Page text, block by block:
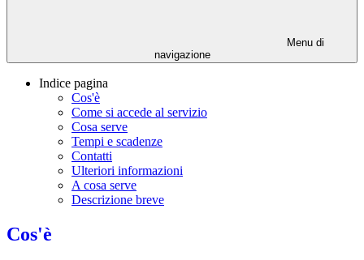
Menu di
navigazione
Indice pagina
Cos'è
Come si accede al servizio
Cosa serve
Tempi e scadenze
Contatti
Ulteriori informazioni
A cosa serve
Descrizione breve
Cos'è